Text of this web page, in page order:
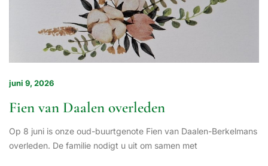
juni 9, 2026
Fien van Daalen overleden
Op 8 juni is onze oud-buurtgenote Fien van Daalen-Berkelmans
overleden. De familie nodigt u uit om samen met